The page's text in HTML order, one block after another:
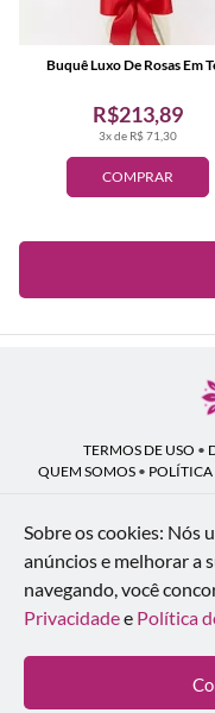
COMPRAR
3x de R$ 71,30
R$213,89
Buquê Luxo De Rosas Em
TERMOS DE USO •
QUEM SOMOS •
Flores
Rua Coronel João Guilherme
WhatsApp: (41)
© 2024-2026 - Todos os
Sobre os cookies: Nós
anúncios e melhorar a
navegando, você
Privacidadee Política